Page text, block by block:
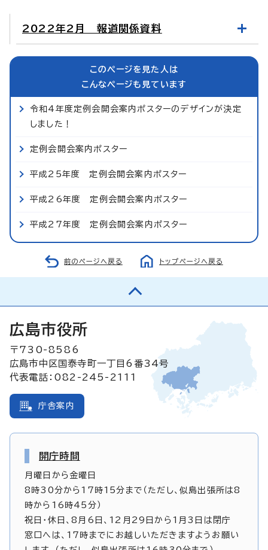
2022年2月 報道関係資料
このページを見た人は
こんなページも見ています
令和4年度定例会開会案内ポスターのデザインが決定
しました！
定例会開会案内ポスター
平成25年度 定例会開会案内ポスター
平成26年度 定例会開会案内ポスター
平成27年度 定例会開会案内ポスター
前のページへ戻る トップページへ戻る
広島市役所
〒730-8586
広島市中区国泰寺町一丁目6番34号
代表電話：082-245-2111
庁舎案内
開庁時間
月曜日から金曜日
8時30分から17時15分まで（ただし、似島出張所は8
時から16時45分）
祝日・休日、8月6日、12月29日から1月3日は閉庁
窓口へは、17時までにお越しいただきますようお願い